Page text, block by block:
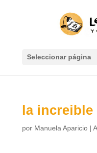
Seleccionar página
la
por Manuela Aparicio|